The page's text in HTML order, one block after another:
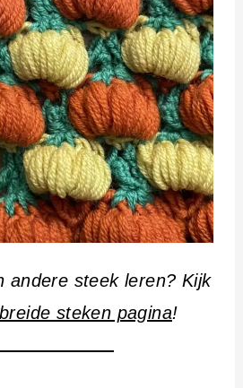
andere steek leren? Kijk
steken pagina!